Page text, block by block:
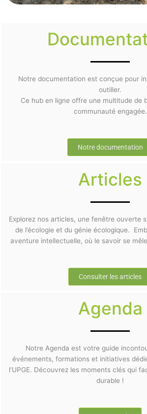
Notre documentation est conçue pour
outiller.
Ce hub en ligne offre une multitude de
communauté engagée.
Notre documentation
Articles
Explorez nos articles, une fenêtre ouverte
de l’écologie et du génie écologique.
aventure intellectuelle, où le savoir se
Consulter les articles
Agenda
Notre Agenda est votre guide
événements, formations et initiatives
l’UPGE. Découvrez les moments clés qui
durable !